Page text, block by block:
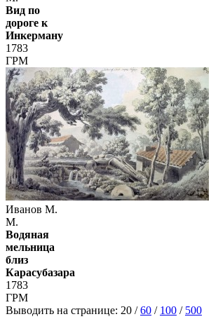
Вид по
дороге к
Инкерману
1783
ГРМ
Иванов М.
М.
Водяная
мельница
близ
Карасубазара
1783
ГРМ
Выводить на странице: 20 /60 / 100 / 500